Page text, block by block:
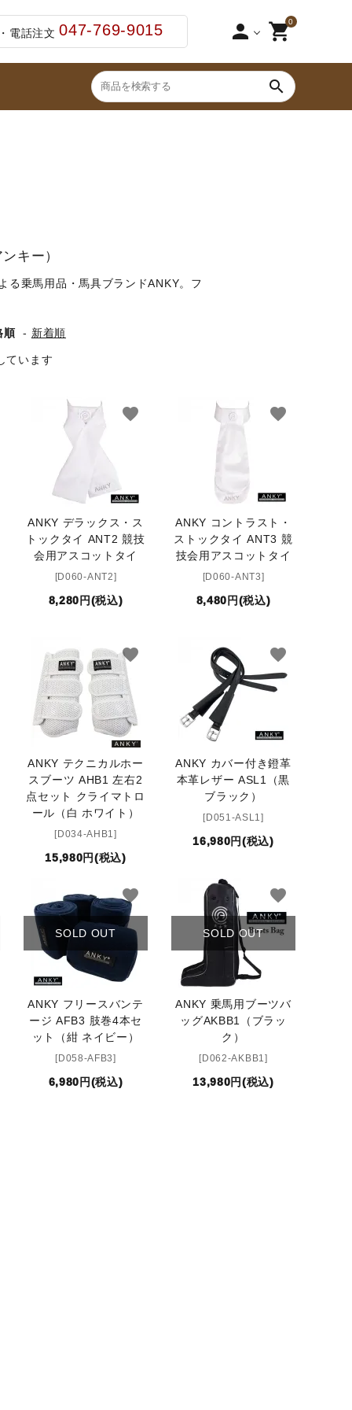
電話注文047-769-9015 person 0
shopping_cart
わん
search
キー）
る乗馬用品・馬具ブランドANKY。フ
順 - 新着順
ています
ANKY デラックス・ス
トックタイ ANT2 競技
会用アスコットタイ
[D060-ANT2]
8,280円(税込)
favorite
ANKY コントラスト・
ストックタイ ANT3 競
技会用アスコットタイ
[D060-ANT3]
8,480円(税込)
favorite
ANKY テクニカルホー
スブーツ AHB1 左右2
点セット クライマトロ
ール（白 ホワイト）
[D034-AHB1]
15,980円(税込)
favorite
ANKY カバー付き鐙革
本革レザー ASL1（黒
ブラック）
[D051-ASL1]
16,980円(税込)
favorite
SOLD OUT
ANKY フリースバンテ
ージ AFB3 肢巻4本セ
ット（紺 ネイビー）
[D058-AFB3]
6,980円(税込)
favorite
SOLD OUT
ANKY 乗馬用ブーツバ
ッグAKBB1（ブラッ
ク）
[D062-AKBB1]
13,980円(税込)
favorite